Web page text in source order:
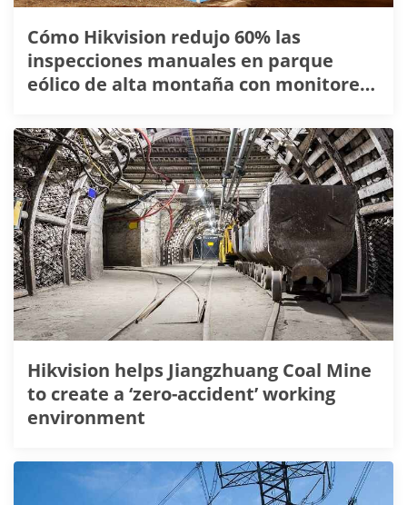
Cómo Hikvision redujo 60% las
inspecciones manuales en parque
eólico de alta montaña con monitoreo
Hikvision helps Jiangzhuang Coal Mine
to create a ‘zero-accident’ working
environment